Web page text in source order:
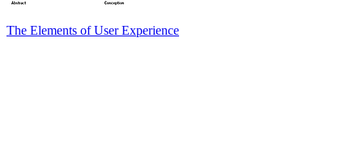
The Elements of User Experience